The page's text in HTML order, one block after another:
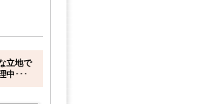
立地で
中･･･